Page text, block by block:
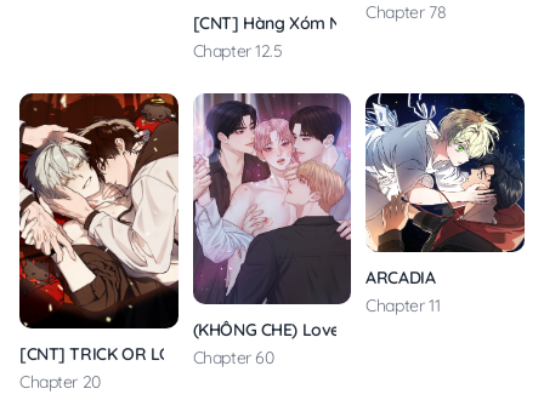
[CNT] Hàng Xóm Nhà Bên
Chapter 12.5
Chapter 78
[CNT] TRICK OR LOVE
Chapter 20
(KHÔNG CHE) Love Remedy
Chapter 60
ARCADIA
Chapter 11